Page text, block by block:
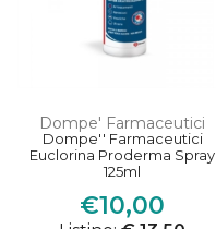
Dompe' Farmaceutici
Dompe'' Farmaceutici
Euclorina Proderma Spray
125ml
€10,00